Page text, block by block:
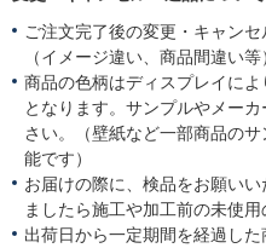
ご注文完了後の変更・キャン
（イメージ違い、商品間違い等
商品の色柄はディスプレイに
となります。サンプルやメー
さい。（壁紙など一部商品の
能です）
お届けの際に、検品をお願い
ましたら施工や加工前の未使
出荷日から一定期間を経過し